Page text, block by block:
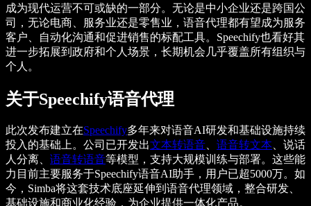
成为现代运营不可或缺的一部分。无论是中小企业还是跨国公
司，无论电商、服务业还是零售业，语音代理都有望成为服务
客户、自动化沟通和促进销售的标配工具。Speechify也看好其
进一步拓展到政府和个人场景，长期机会几乎覆盖所有组织与
个人。
关于Speechify语音代理
此次发布建立在Speechify多年来对语音AI研发和基础设施持续
投入的基础上。公司已开发出文本转语音、 语音转文本、说话
人分离、 语音转语音等模型，支持大规模训练与部署。这些能
力目前主要服务于Speechify语音AI助手，用户已超5000万。如
今，Simba将这套技术底座延伸到语音代理领域，整合研发、
基础设施和商业化经验，为企业提供一体化产品。